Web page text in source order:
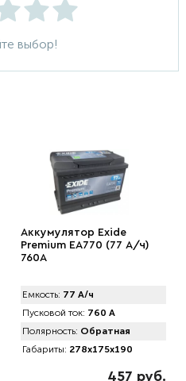
выбор!
Аккумулятор Exide
Premium EA770 (77 А/ч)
760A
Емкость: 77 А/ч
Пусковой ток: 760 А
Полярность: Обратная
Габариты: 278x175x190
457 руб.